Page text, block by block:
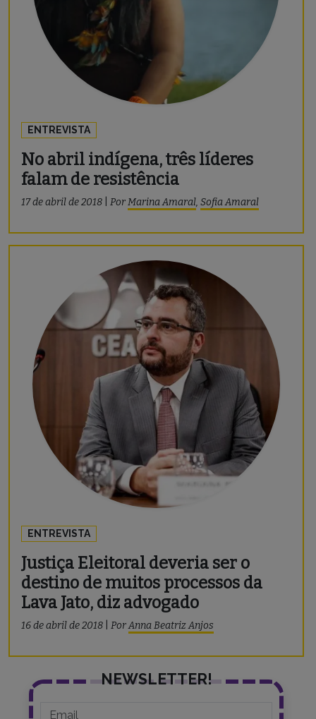
ENTREVISTA
No abril indígena, três líderes
falam de resistência
17 de abril de 2018 PorMarina Amaral, Sofia Amaral
ENTREVISTA
Justiça Eleitoral deveria ser o
destino de muitos processos da
Lava Jato, diz advogado
16 de abril de 2018 PorAnna Beatriz Anjos
NEWSLETTER!